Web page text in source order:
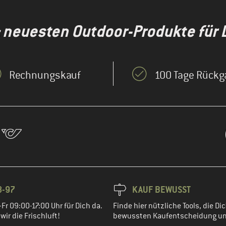
Outdoor-Produkte für
Rechnungskauf 100 Tage
97
09:00-17:00 Uhr für Dich da.
die Frischluft!
KAUF BEWUSST
Finde hier nützliche Tools, die
bewussten Kaufentscheidung